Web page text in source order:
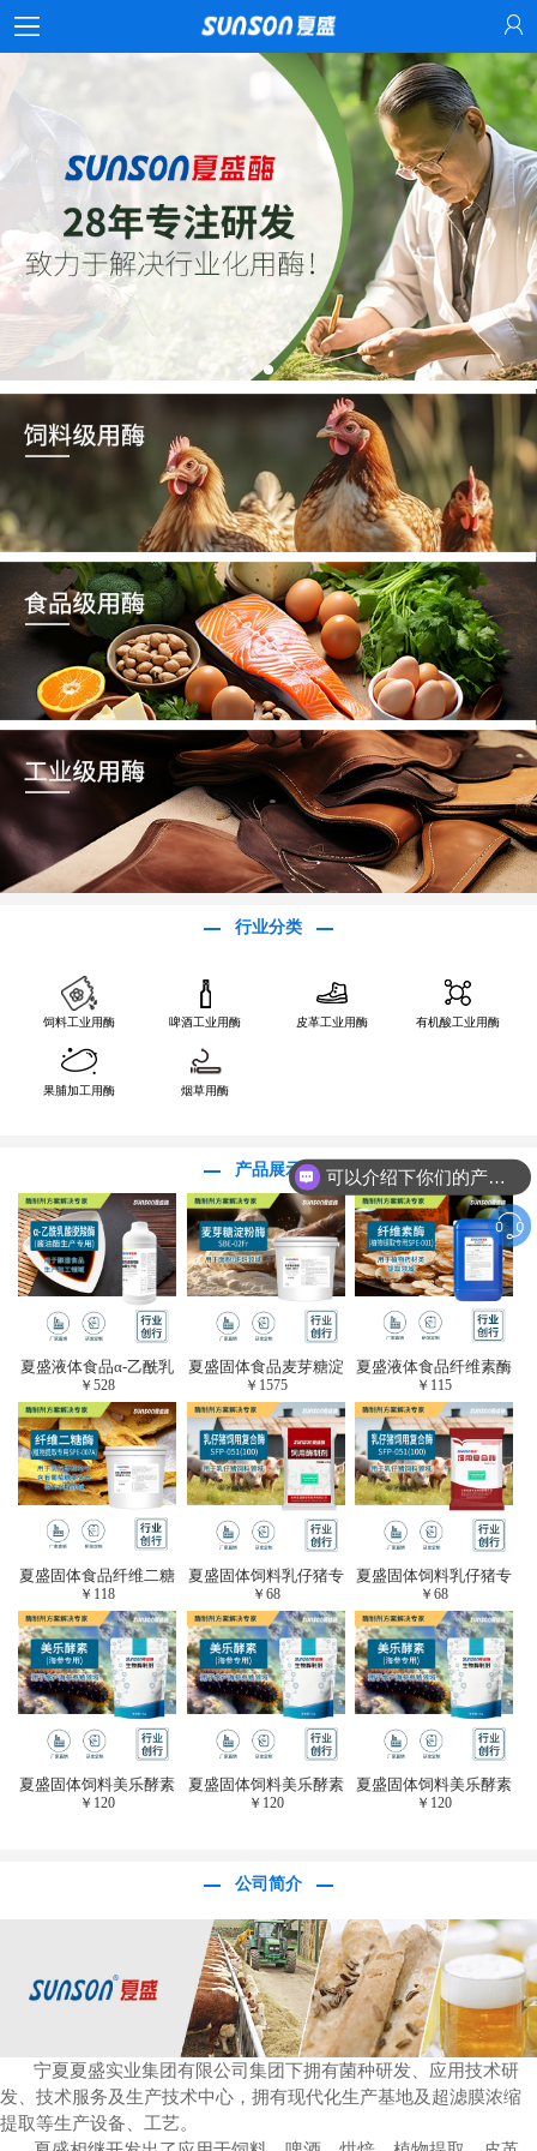
行业分类
饲料工业用酶 啤酒工业用酶 皮革工业用酶 有机酸工业用酶
果脯加工用酶 烟草用酶
产品展示
夏盛液体食品α-乙酰乳
酸脱羧酶(酱油醋生产
专用)FDY-3206
￥528
夏盛固体食品麦芽糖淀
粉酶(烘焙及面粉改良
用酶/发酵类食品可
用)FDG-0012
￥ 1575
夏盛液体食品纤维素酶
(植物提取专用酶/解决
提取液混浊问题/降
黏)FFY-0651
￥ 115
夏盛固体食品纤维二糖
酶(植物提取专用酶/用
于虎杖白藜芦醇提
取)FFG-0656
￥ 118
夏盛固体饲料乳仔猪专
用复合酶SFG-0932
￥ 68
夏盛固体饲料乳仔猪专
用复合酶SFG-0932
￥68
夏盛固体饲料美乐酵素
(水产海参海胆专
￥ 120
夏盛固体饲料美乐酵素
(水产海参海胆专
￥ 120
夏盛固体饲料美乐酵素
(水产海参海胆专
￥ 120
公司简介
宁夏夏盛实业集团有限公司集团下拥有菌种研发、应用技术研
发、技术服务及生产技术中心，拥有现代化生产基地及超滤膜浓缩
提取等生产设备、工艺。
可以介绍下你们的产品么？